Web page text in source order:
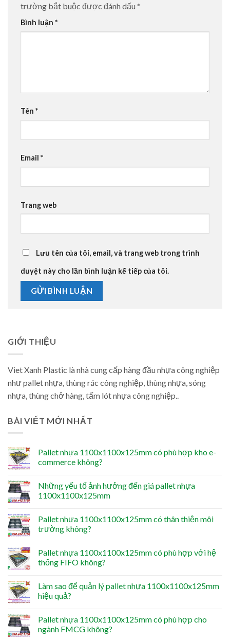
trường bắt buộc được đánh dấu *
Bình luận *
Tên *
Email *
Trang web
Lưu tên của tôi, email, và trang web trong trình
duyệt này cho lần bình luận kế tiếp của tôi.
GIỚI THIỆU
Viet Xanh Plastic là nhà cung cấp hàng đầu nhựa công nghiệp
như pallet nhựa, thùng rác công nghiệp, thùng nhựa, sóng
nhựa, thùng chở hàng, tấm lót nhựa công nghiệp..
BÀI VIẾT MỚI NHẤT
Pallet nhựa 1100x1100x125mm có phù hợp kho e-
commerce không?
Những yếu tố ảnh hưởng đến giá pallet nhựa
1100x1100x125mm
Pallet nhựa 1100x1100x125mm có thân thiện môi
trường không?
Pallet nhựa 1100x1100x125mm có phù hợp với hệ
thống FIFO không?
Làm sao để quản lý pallet nhựa 1100x1100x125mm
hiệu quả?
Pallet nhựa 1100x1100x125mm có phù hợp cho
ngành FMCG không?